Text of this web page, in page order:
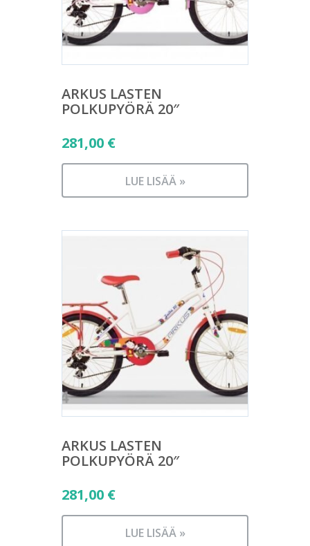
ARKUS LASTEN
POLKUPYÖRÄ 20″
281,00 €
LUE LISÄÄ »
ARKUS LASTEN
POLKUPYÖRÄ 20″
281,00 €
LUE LISÄÄ »